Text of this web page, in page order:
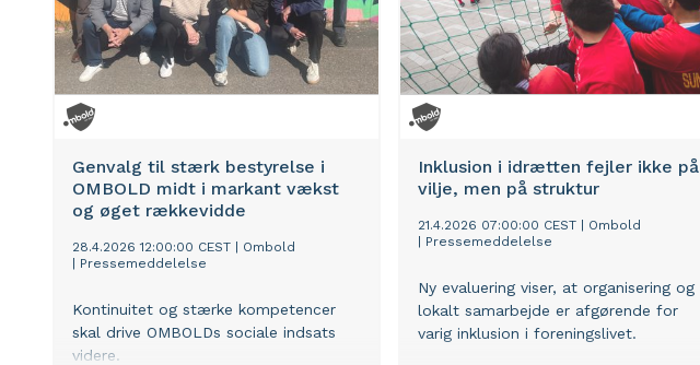
Genvalg til stærk bestyrelse i
OMBOLD midt i markant vækst
og øget rækkevidde
28.4.2026 12:00:00 CEST
Ombold
Pressemeddelelse
Kontinuitet og stærke kompetencer
skal drive OMBOLDs sociale indsats
videre.
Inklusion i idrætten fejler ikke på
vilje, men på struktur
21.4.2026 07:00:00 CEST
Ombold
Pressemeddelelse
Ny evaluering viser, at organisering og
lokalt samarbejde er afgørende for
varig inklusion i foreningslivet.